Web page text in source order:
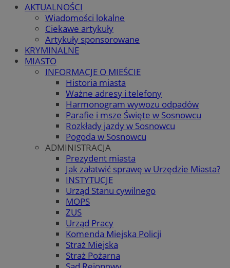
AKTUALNOŚCI
Wiadomości lokalne
Ciekawe artykuły
Artykuły sponsorowane
KRYMINALNE
MIASTO
INFORMACJE O MIEŚCIE
Historia miasta
Ważne adresy i telefony
Harmonogram wywozu odpadów
Parafie i msze Święte w Sosnowcu
Rozkłady jazdy w Sosnowcu
Pogoda w Sosnowcu
ADMINISTRACJA
Prezydent miasta
Jak załatwić sprawę w Urzędzie Miasta?
INSTYTUCJE
Urząd Stanu cywilnego
MOPS
ZUS
Urząd Pracy
Komenda Miejska Policji
Straż Miejska
Straż Pożarna